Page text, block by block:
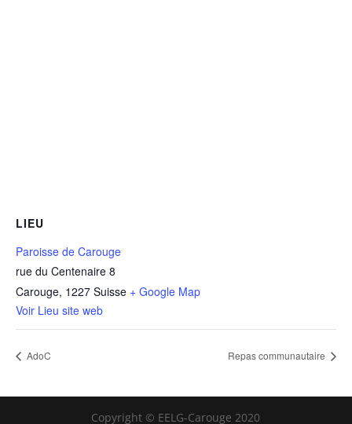
LIEU
Paroisse de Carouge
rue du Centenaire 8
Carouge, 1227 Suisse + Google Map
Voir Lieu site web
AdoC Repas communautaire
Copyright © EELG-Carouge 2020